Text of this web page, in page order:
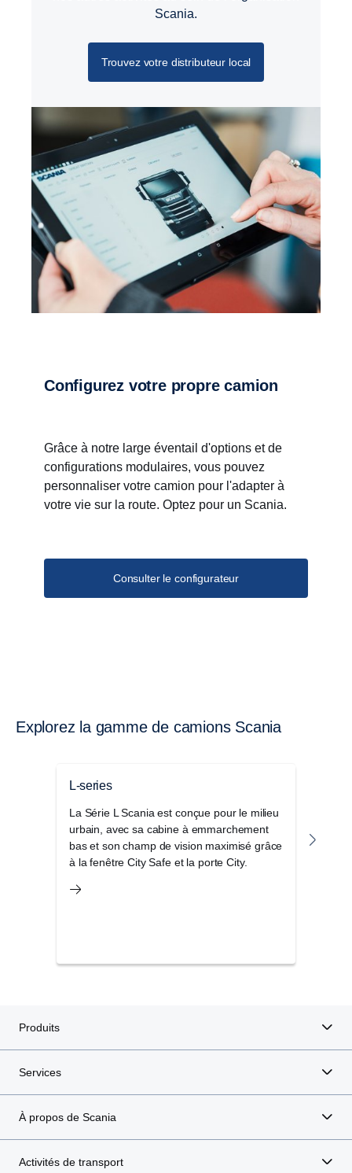
Scania.
Trouvez votre distributeur local
Configurez votre propre camion
Grâce à notre large éventail d'options et de
configurations modulaires, vous pouvez
personnaliser votre camion pour l'adapter à
votre vie sur la route. Optez pour un Scania.
Consulter le configurateur
Explorez la gamme de camions Scania
L-series
La Série L Scania est conçue pour le milieu
urbain, avec sa cabine à emmarchement
bas et son champ de vision maximisé grâce
à la fenêtre City Safe et la porte City.
Produits
Services
À propos de Scania
Activités de transport